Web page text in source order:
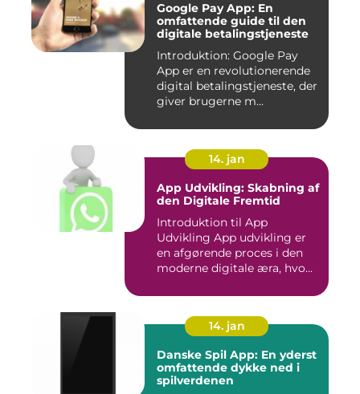
Google Pay App: En
omfattende guide til den
digitale betalingstjeneste
Introduktion: Google Pay
App er en revolutionerende
digital betalingstjeneste, der
giver brugerne m...
14. jan
App Udvikling: Skabning af
den Digitale Fremtid
Introduktion til App
Udvikling App udvikling er
en afgørende proces i den
moderne digitale æra, hvo...
14. jan
Danske Spil App: En yderst
omfattende dykke ned i
spilverdenen